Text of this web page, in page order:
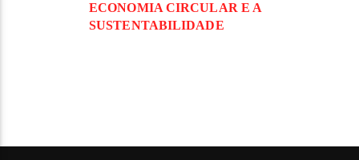
ECONOMIA CIRCULAR E A
SUSTENTABILIDADE